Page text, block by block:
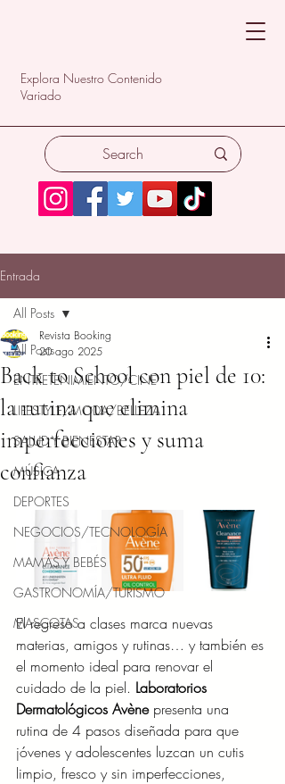
Explora Nuestro Contenido
Variado
Entrada
All Posts
ENTRETENIMIENTO/CINE
LIFESTYLE/MODA/BELLEZA
SALUD Y BIENESTAR
MÚSICA
DEPORTES
NEGOCIOS/TECNOLOGÍA
MAMÁS Y BEBÉS
GASTRONOMÍA/TURISMO
MASCOTAS
All Posts
Back to School con piel de 10:
la rutina que elimina
imperfecciones y suma
confianza
Revista Booking
20 ago 2025
El regreso a clases marca nuevas
materias, amigos y rutinas… y también es
el momento ideal para renovar el
cuidado de la piel. Laboratorios
Dermatológicos Avène presenta una
rutina de 4 pasos diseñada para que
jóvenes y adolescentes luzcan un cutis
limpio, fresco y sin imperfecciones,